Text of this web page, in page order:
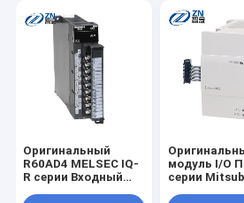
Оригинальный
R60AD4 MELSEC IQ-
R серии Входный
модуль I/O
серии